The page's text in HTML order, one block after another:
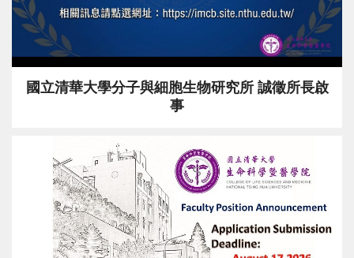
國立清華大學分子與細胞生物研究所 誠徵所長啟
事